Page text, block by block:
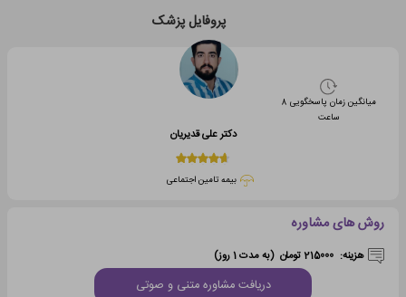
پروفایل پزشک
میانگین زمان پاسخگویی 8
ساعت
دکتر علی قدیریان
بیمه تامین اجتماعی
روش های مشاوره
هزینه: 215000 تومان (به مدت 1 روز)
دریافت مشاوره متنی و صوتی